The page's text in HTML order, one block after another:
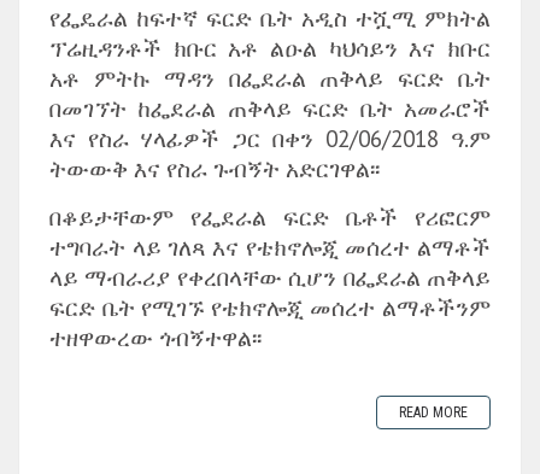
የፌዴራል ከፍተኛ ፍርድ ቤት አዲስ ተሿሚ ምክትል
ፕሬዚዳንቶች ክቡር አቶ ልዑል ካህሳይን እና ክቡር
አቶ ምትኩ ማዳን በፌደራል ጠቅላይ ፍርድ ቤት
በመገኘት ከፌደራል ጠቅላይ ፍርድ ቤት አመራሮች
እና የስራ ሃላፊዎች ጋር በቀን 02/06/2018 ዓ.ም
ትውውቅ እና የስራ ጉብኝት አድርገዋል፡፡
በቆይታቸውም የፌደራል ፍርድ ቤቶች የሪፎርም
ተግባራት ላይ ገለጻ እና የቴክኖሎጂ መሰረተ ልማቶች
ላይ ማብራሪያ የቀረበላቸው ሲሆን በፌደራል ጠቅላይ
ፍርድ ቤት የሚገኙ የቴክኖሎጂ መሰረተ ልማቶችንም
ተዘዋውረው ጎብኝተዋል፡፡
READ MORE